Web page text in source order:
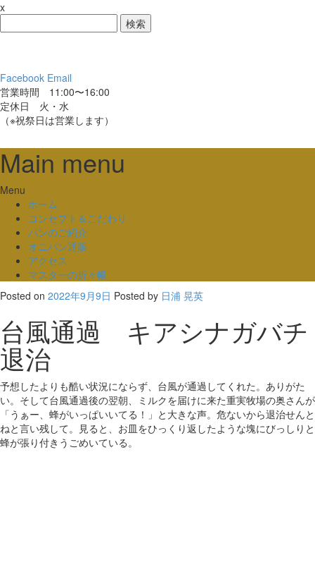
x
索:
Facebook Email
営業時間 11:00〜16:00
定休日 火・水
（※祝祭日は営業します）
Main menu
Skip
content
Menu
ホーム
コンセプト＆こだわり
パンのご紹介
オニパン通販
アクセス
マスターの折々帳
Posted on 2022年9月9日 Posted by 日浦 晃英
台風通過 キアシナガバチ
退治
予想したよりも酷い状況にならず、台風が通過してくれた。ありがた
い。そして台風通過後の翌朝、ミルクを届けに来た重実牧場の奥さんが
「うぁー、蜂がいっぱいいてる！」と大きな声。危ないから退治せんと
ねと言い残して。見ると、お皿をひっくり返したような塊にびっしりと
蜂が張り付きうごめいている。